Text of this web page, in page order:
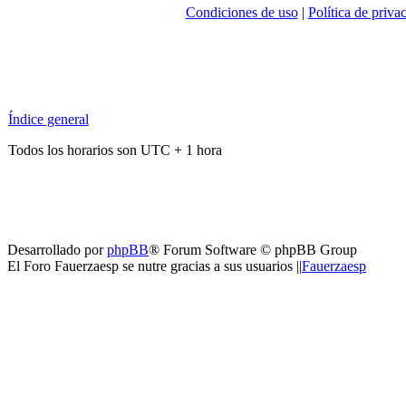
Condiciones de uso| Política de
Índice general
Todos los horarios son UTC + 1 hora
Desarrollado porphpBB® Forum Software © phpBB Group
El Foro Fauerzaesp se nutre gracias a sus usuarios ||Fauerzaesp